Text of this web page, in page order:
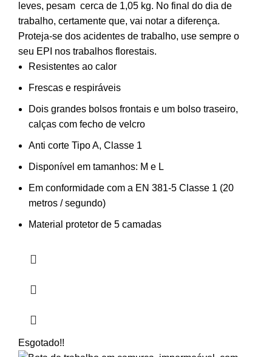
leves, pesam cerca de 1,05 kg. No final do dia de
trabalho, certamente que, vai notar a diferença.
Proteja-se dos acidentes de trabalho, use sempre o
seu EPI nos trabalhos florestais.
Resistentes ao calor
Frescas e respiráveis
Dois grandes bolsos frontais e um bolso traseiro,
calças com fecho de velcro
Anti corte Tipo A, Classe 1
Disponível em tamanhos: M e L
Em conformidade com a EN 381-5 Classe 1 (20
metros / segundo)
Material protetor de 5 camadas
Esgotado!!